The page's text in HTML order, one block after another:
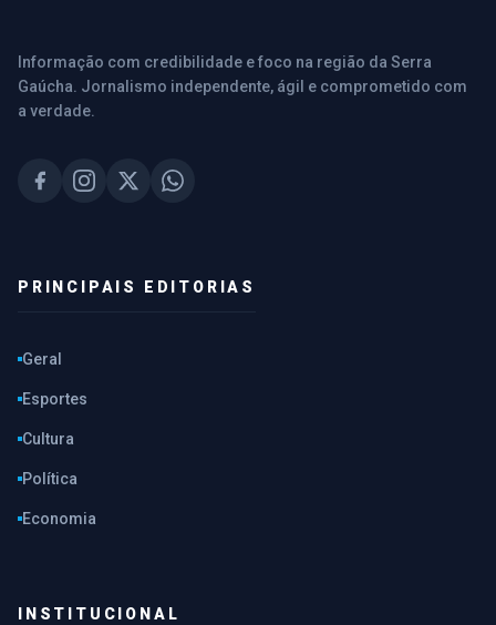
Informação com credibilidade e foco na região da Serra
Gaúcha. Jornalismo independente, ágil e comprometido com
a verdade.
PRINCIPAIS EDITORIAS
Geral
Esportes
Cultura
Política
Economia
INSTITUCIONAL